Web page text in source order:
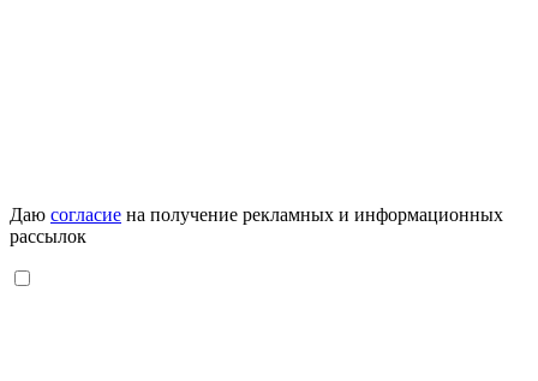
Даю согласие на получение рекламных и информационных
рассылок